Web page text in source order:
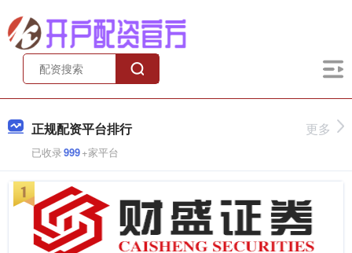
正规配资平台排行
已收录999+家平台
更多